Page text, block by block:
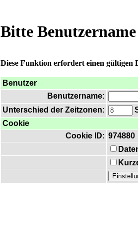
Bitte
Diese Funktion erfordert einen gültigen
Benutzer
Benutzername:
Unterschied der Zeitzonen:
Cookie
Cookie ID: 974880